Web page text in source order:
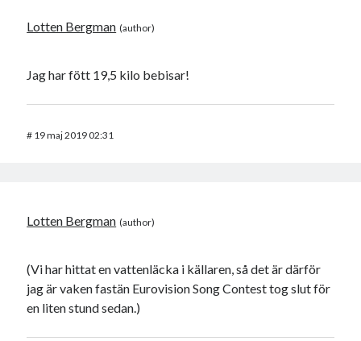
Lotten Bergman
Jag har fött 19,5 kilo bebisar!
# 19 maj 2019 02:31
Lotten Bergman
(Vi har hittat en vattenläcka i källaren, så det är därför
jag är vaken fastän Eurovision Song Contest tog slut för
en liten stund sedan.)